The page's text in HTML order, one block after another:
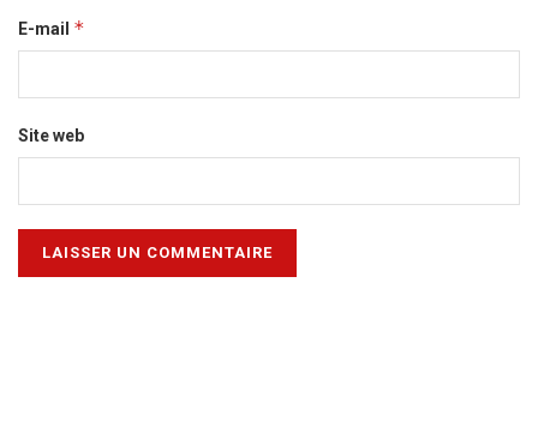
E-mail *
Site web